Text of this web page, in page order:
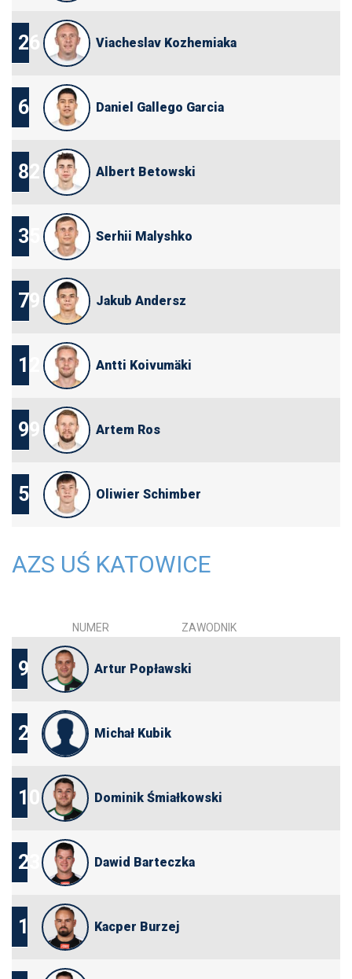
26 Viacheslav Kozhemiaka
6 Daniel Gallego Garcia
82 Albert Betowski
35 Serhii Malyshko
79 Jakub Andersz
12 Antti Koivumäki
99 Artem Ros
5 Oliwier Schimber
AZS UŚ KATOWICE
NUMER ZAWODNIK
9 Artur Popławski
2 Michał Kubik
10 Dominik Śmiałkowski
23 Dawid Barteczka
1 Kacper Burzej